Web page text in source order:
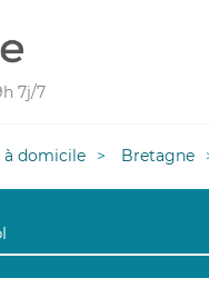
7j/7
à domicile Bretagne